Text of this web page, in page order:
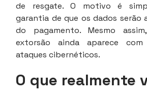
de resgate. O motivo é
garantia de que os dados serão
do pagamento. Mesmo
extorsão ainda aparece
ataques cibernéticos.
O que realmente